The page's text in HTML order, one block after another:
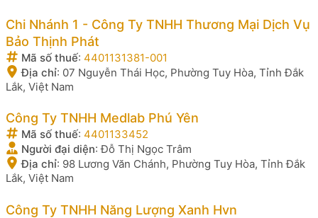
Chi Nhánh 1 - Công Ty TNHH Thương Mại Dịch Vụ
Bảo Thịnh Phát
Mã số thuế: 4401131381-001
Địa chỉ: 07 Nguyễn Thái Học, Phường Tuy Hòa, Tỉnh Đắk
Lắk, Việt Nam
Công Ty TNHH Medlab Phú Yên
Mã số thuế: 4401133452
Người đại diện:Đỗ Thị Ngọc Trâm
Địa chỉ: 98 Lương Văn Chánh, Phường Tuy Hòa, Tỉnh Đắk
Lắk, Việt Nam
Công Ty TNHH Năng Lượng Xanh Hvn